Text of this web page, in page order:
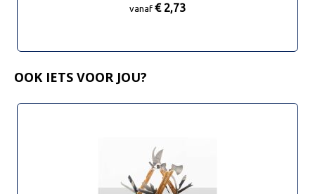
vanaf € 2,73
OOK IETS VOOR JOU?